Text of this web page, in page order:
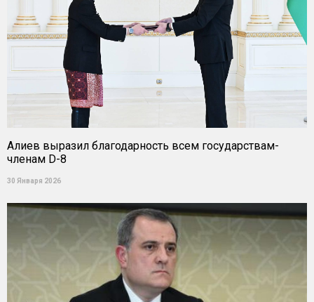
Алиев выразил благодарность всем государствам-
членам D-8
30 Января 2026